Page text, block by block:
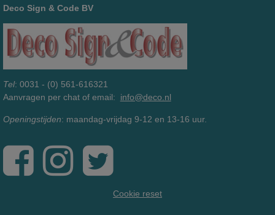
Deco Sign & Code BV
Tel: 0031 - (0) 561-616321
Aanvragen per chat of email: info@deco.nl
Openingstijden: maandag-vrijdag 9-12 en 13-16 uur.
Cookie reset